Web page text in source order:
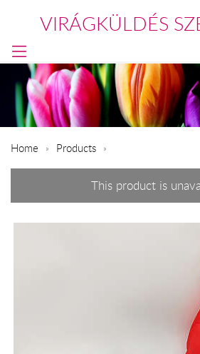
VIRÁGKÜLDÉS
Home Products
This product is